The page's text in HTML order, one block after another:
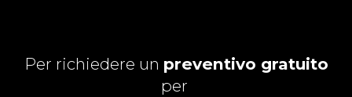
Per richiedere un preventivo gratuito
per